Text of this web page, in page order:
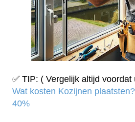
✅ TIP: ( Vergelijk altijd voordat
Wat kosten Kozijnen
40%‎